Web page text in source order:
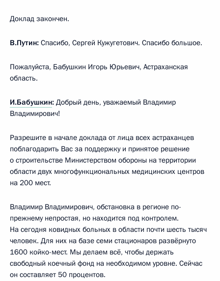
Доклад закончен.
В.Путин: Спасибо, Сергей Кужугетович. Спасибо большое.
Пожалуйста, Бабушкин Игорь Юрьевич, Астраханская
область.
И.Бабушкин: Добрый день, уважаемый Владимир
Владимирович!
Разрешите в начале доклада от лица всех астраханцев
поблагодарить Вас за поддержку и принятое решение
о строительстве Министерством обороны на территории
области двух многофункциональных медицинских центров
на 200 мест.
Владимир Владимирович, обстановка в регионе по-
прежнему непростая, но находится под контролем.
На сегодня ковидных больных в области почти шесть тысяч
человек. Для них на базе семи стационаров развёрнуто
1600 койко-мест. Мы делаем всё, чтобы держать
свободный коечный фонд на необходимом уровне. Сейчас
он составляет 50 процентов.